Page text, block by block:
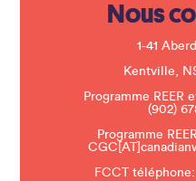
Nous
1-41
Kentville,
Programme REER
(902)
Programme
FCCT